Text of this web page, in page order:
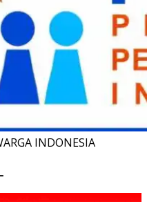
INDONESIA